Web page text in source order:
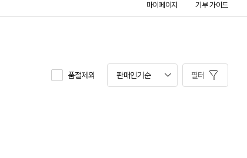
마이페이지 기부 가이드
품절제외 필터